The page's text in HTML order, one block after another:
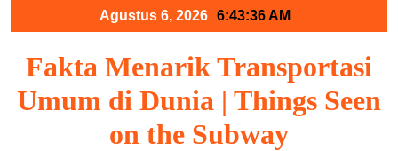
Agustus 6, 2026 6:43:37 AM
Fakta Menarik Transportasi
Umum di Dunia | Things Seen
on the Subway